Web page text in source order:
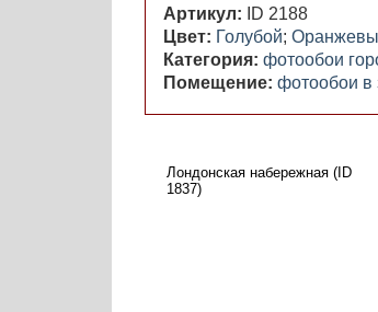
Артикул:
ID 2188
Цвет: Голубой;
Категория: фотообои
Помещение: фотообои в
Лондонская набережная (ID
1837)